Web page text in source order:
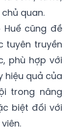
quan.
Huế cũng đề
tuyên truyền
phù hợp với
hiệu quả của
trong nâng
biệt đối với